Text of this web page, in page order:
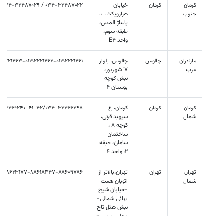
کرمان
جنوب
کرمان
خیابان
هزارویکشب ،
پاساژ الماس،
طبقه سوم،
واحد E4
034-32487022 / 034-32487029
مازندران
غرب
چالوس
چالوس، بلوار
17 شهریور،
نبش کوچه
بوستان 4
01152221462-01152221461
کرمان
شمال
کرمان
کرمان، خ
سپهبد قرنی،
کوچه 8 ،
ساختمان
سامان، طبقه
2، واحد 4
41-42/034-32266248
تهران
شمال
تهران
تهران،بالاتر از
اتوبان همت
-خیابان شیخ
بهائی شمالی-
نبش هتل تاج
88623177-88618347-88609786